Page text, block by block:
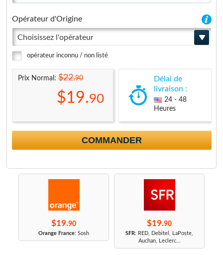
Opérateur d'Origine
Choisissez l'opérateur
opérateur inconnu / non listé
Prix Normal:$22.90
$19.90
Délai de
livraison :
24 - 48
Heures
COMMANDER
$19.90
Orange France: Sosh
$19.90
SFR: RED, Debitel, LaPoste,
Auchan, Leclerc...